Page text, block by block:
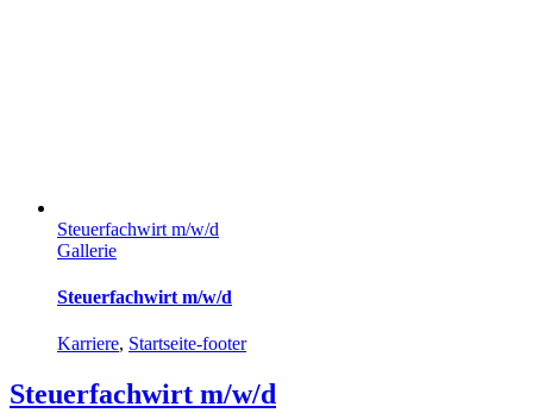
Steuerfachwirt m/w/d
Gallerie
Steuerfachwirt m/w/d
Karriere, Startseite-footer
Steuerfachwirt m/w/d